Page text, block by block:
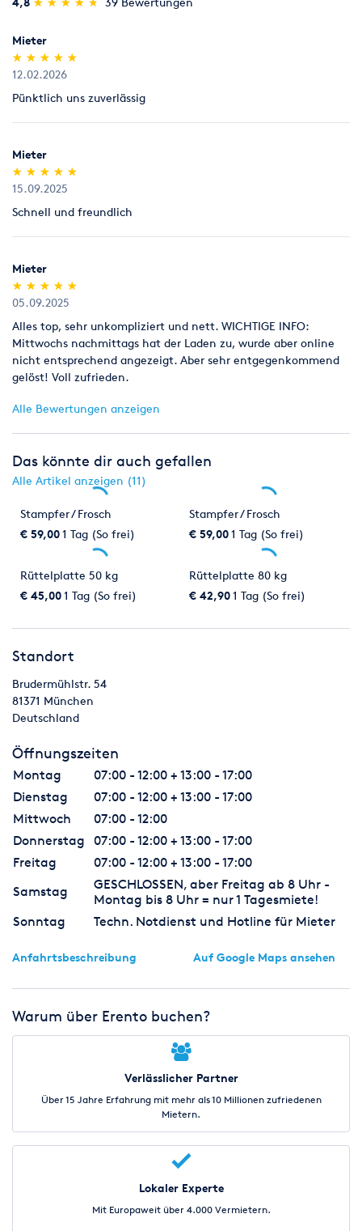
Verbrauchsmaterial (z.B. Schleifpapiere für Parkettschleifer),
Tagen zum Verkaufspreis zurück, Parkettlacke jedoch nur
ungeöffnet (kein Anbruch).
Als Neukunde bitten wir Sie einen gültigen amtlichen
Lichtbildausweis mit Adressangabe vorzulegen
Mieter
(*)
★
★
(*) ★
★
(*) ★
★
(*) ★
★
(*) ★
★
12.02.2026
Pünktlich uns zuverlässig
Mieter
(*)
★
★
(*) ★
★
(*) ★
★
(*) ★
★
(*) ★
★
15.09.2025
Schnell und freundlich
Mieter
(*)
★
★
(*) ★
★
(*) ★
★
(*) ★
★
(*) ★
★
05.09.2025
Alles top, sehr unkompliziert und nett. WICHTIGE INFO:
Mittwochs nachmittags hat der Laden zu, wurde aber online
nicht entsprechend angezeigt. Aber sehr entgegenkommend
gelöst! Voll zufrieden.
Alle Bewertungen anzeigen
Das könnte dir auch gefallen
Alle Artikel anzeigen (11)
Stampfer / Frosch
€ 59,001 Tag (So frei)
Stampfer / Frosch
€ 59,001 Tag (So frei)
Rüttelplatte 50 kg
€ 45,001 Tag (So frei)
Rüttelplatte 80 kg
€ 42,901 Tag (So frei)
Standort
Brudermühlstr. 54
81371 München
Deutschland
Öffnungszeiten
Montag
07:00 - 12:00 + 13:00 - 17:00
Dienstag
07:00 - 12:00 + 13:00 - 17:00
Mittwoch
07:00 - 12:00
Donnerstag
07:00 - 12:00 + 13:00 - 17:00
Freitag
07:00 - 12:00 + 13:00 - 17:00
Samstag
GESCHLOSSEN, aber Freitag ab 8 Uhr -
Montag bis 8 Uhr = nur 1 Tagesmiete!
Sonntag
Techn. Notdienst und Hotline für Mieter
Anfahrtsbeschreibung Auf Google Maps ansehen
Warum über Erento buchen?
Verlässlicher Partner
Über 15 Jahre Erfahrung mit mehr als 10 Millionen zufriedenen
Mietern.
Lokaler Experte
Mit Europaweit über 4.000 Vermietern.